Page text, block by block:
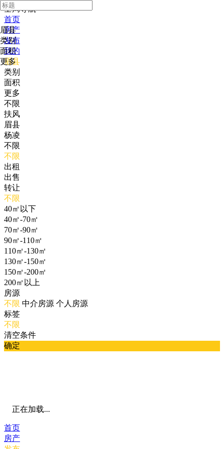
全局导航
首页
房产
发布
我的
眉县
类别
面积
更多
眉县
类别
面积
更多
不限
扶风
眉县
杨凌
不限
不限
出租
出售
转让
不限
40㎡以下
40㎡-70㎡
70㎡-90㎡
90㎡-110㎡
110㎡-130㎡
130㎡-150㎡
150㎡-200㎡
200㎡以上
房源
不限 中介房源 个人房源
标签
不限
清空条件
确定
正在加载...
首页
房产